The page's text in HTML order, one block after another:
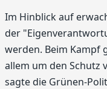
Im Hinblick auf
der
werden. Beim Kampf
allem um den Schutz
sagte die Grünen-